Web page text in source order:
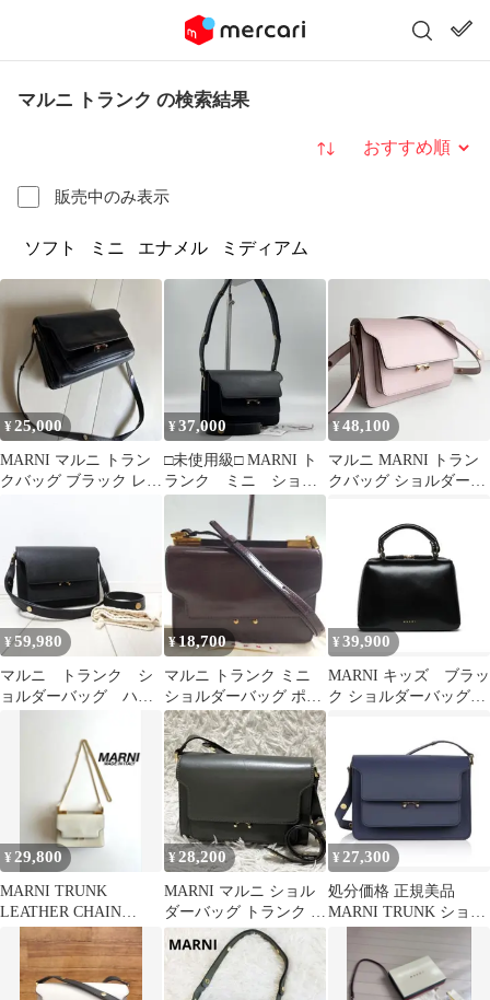
マルニ トランク の検索結果
販売中のみ表示
並び替え
ソフト ミニ エナメル ミディアム
¥25,000
MARNI マルニ トラン
クバッグ ブラック レザ
¥37,000
□未使用級□ MARNI ト
ランク ミニ ショル
ダーバッグ レザー
¥48,100
マルニ MARNI トラン
クバッグ ショルダーバ
¥59,980
マルニ トランク シ
ョルダーバッグ ハン
ム サフィアーノ 黒
¥18,700
マルニ トランク ミニ
ショルダーバッグ ポシ
ェット エナメル パープ
ル
¥ 39,900
MARNI キッズ ブラッ
ク ショルダーバッグ
¥29,800
MARNI TRUNK
LEATHER CHAIN
SHOULDER BAG
¥28,200
MARNI マルニ ショル
ダーバッグ トランク ゴ
ールド金具 斜めがけ 肩
掛け
¥27,300
処分価格 正規美品
MARNI TRUNK ショル